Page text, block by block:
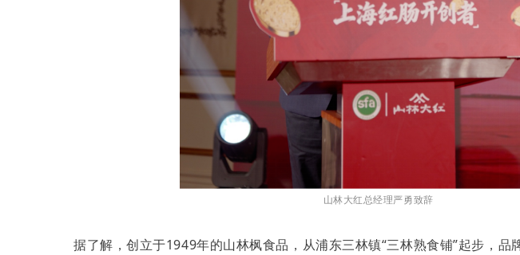
山林大红总经理严勇致辞
据了解，创立于1949年的山林枫食品，从浦东三林镇“三林熟食铺”起步，品